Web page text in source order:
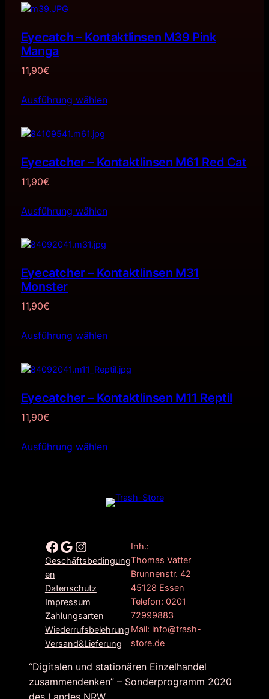
Eyecatch – Kontaktlinsen M39 Pink
Manga
11,90€
Ausführung wählen
Eyecatcher – Kontaktlinsen M61 Red Cat
11,90€
Ausführung wählen
Eyecatcher – Kontaktlinsen M31
Monster
11,90€
Ausführung wählen
Eyecatcher – Kontaktlinsen M11 Reptil
11,90€
Ausführung wählen
Facebook Google Instagram
Geschäftsbedingung
en
Datenschutz
Impressum
Zahlungsarten
Wiederrufsbelehrung
Versand&Lieferung
Inh.:
Thomas Vatter
Brunnenstr. 42
45128 Essen
Telefon: 0201
72999883
Mail: info@trash-
store.de
“Digitalen und stationären Einzelhandel
zusammendenken” – Sonderprogramm 2020
des Landes NRW